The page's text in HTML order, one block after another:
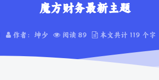
魔方财务最新主题
作者： 坤少 阅读 89 本文共计 119 个字